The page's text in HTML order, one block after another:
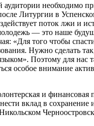
необходимо
Литургии в
поток лжи и
— это наше
«Для того чтобы
Нужно сделать
Поэтому для нас
особое внимание
и
вклад в сохранение